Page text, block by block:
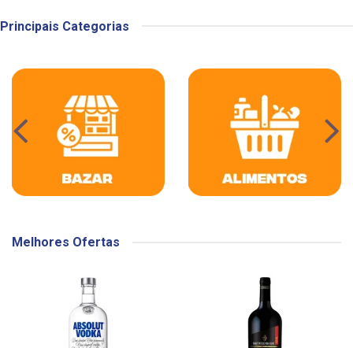
Principais Categorias
Melhores Ofertas